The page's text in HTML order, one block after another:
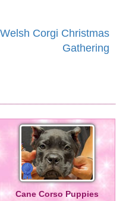
Welsh Corgi Christmas
Gathering
Cane Corso Puppies